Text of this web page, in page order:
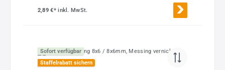
2,89 €*inkl. MwSt.
Sofort verfügbar
Staffelrabatt sichern